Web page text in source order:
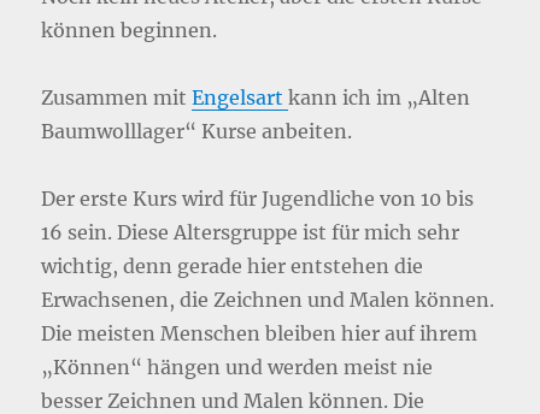
können beginnen.
Zusammen mitEngelsartkann ich im „Alten
Baumwolllager“ Kurse anbeiten.
Der erste Kurs wird für Jugendliche von 10 bis
16 sein. Diese Altersgruppe ist für mich sehr
wichtig, denn gerade hier entstehen die
Erwachsenen, die Zeichnen und Malen können.
Die meisten Menschen bleiben hier auf ihrem
„Können“ hängen und werden meist nie
besser Zeichnen und Malen können. Die